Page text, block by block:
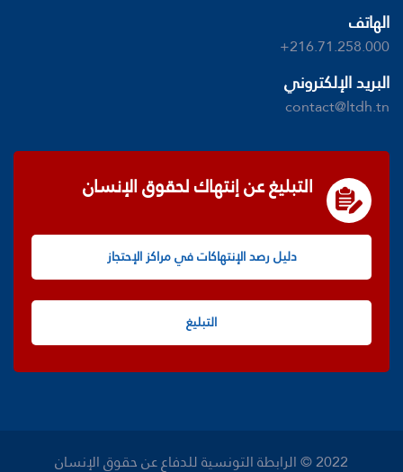
الهاتف
+216.71.258.000
البريد الإلكتروني
contact@ltdh.tn
التبليغ عن إنتهاك لحقوق الإنسان
دليل رصد الإنتهاكات في مراكز الإحتجاز
التبليغ
2022 © الرابطة التونسية للدفاع عن حقوق الإنسان